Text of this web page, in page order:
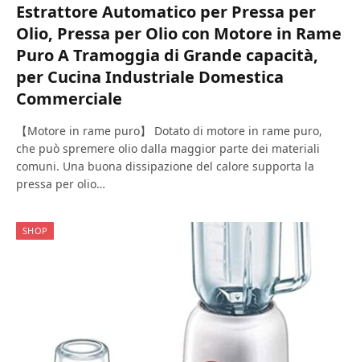
Estrattore Automatico per Pressa per
Olio, Pressa per Olio con Motore in Rame
Puro A Tramoggia di Grande capacità,
per Cucina Industriale Domestica
Commerciale
【Motore in rame puro】 Dotato di motore in rame puro,
che può spremere olio dalla maggior parte dei materiali
comuni. Una buona dissipazione del calore supporta la
pressa per olio…
SHOP